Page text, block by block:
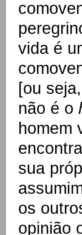
vida é
[ou
não é o
homem
sua
os
opinião